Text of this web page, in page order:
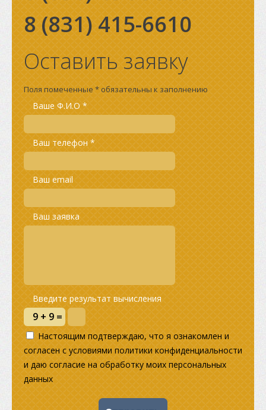
8 (831) 415-6610
Оставить заявку
Поля помеченные * обязательны к заполнению
Ваше Ф.И.О *
Ваш телефон *
Ваш email
Ваш заявка
Введите результат вычисления
Настоящим подтверждаю, что я ознакомлен и
согласен с условиями политики конфиденциальности
и даю согласие на обработку моих персональных
данных